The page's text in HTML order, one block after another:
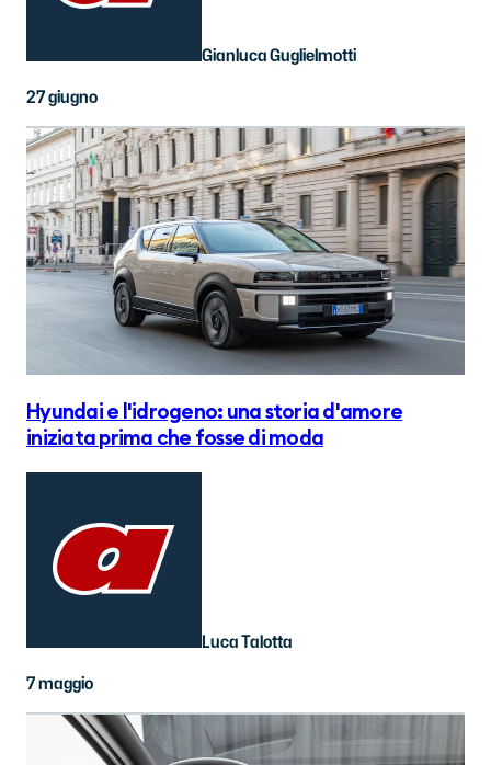
Gianluca Guglielmotti
27 giugno
Hyundai e l'idrogeno: una storia d'amore
iniziata prima che fosse di moda
Luca Talotta
7 maggio